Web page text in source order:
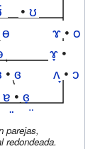
• ʊ
ɵ ɤ • o
ɤ̞ •
o̞
• ɞ ʌ • ɔ
ɐ • ɞ̞
ä
ɒ̈
parejas,
redondeada.